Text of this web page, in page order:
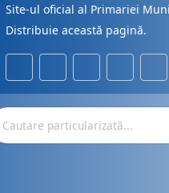
Site-ul oficial al Primariei
Distribuie această pagină.